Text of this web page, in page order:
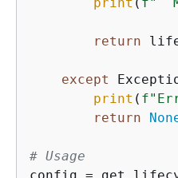
return
except
print (
return
# Usage